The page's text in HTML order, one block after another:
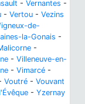
- Vernantes -
- Vertou - Vezins
de-
la-Gonais -
-
- Villeneuve-en-
- Vimarcé -
Voutré - Vouvant
- Yzernay